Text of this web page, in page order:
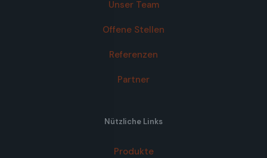
Unser Team
Offene Stellen
Referenzen
Partner
Nützliche Links
Produkte